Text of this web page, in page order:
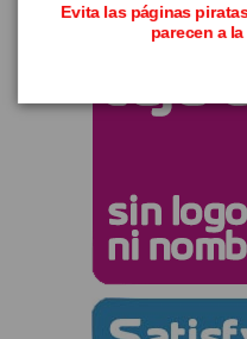
Evita las páginas
parecen a